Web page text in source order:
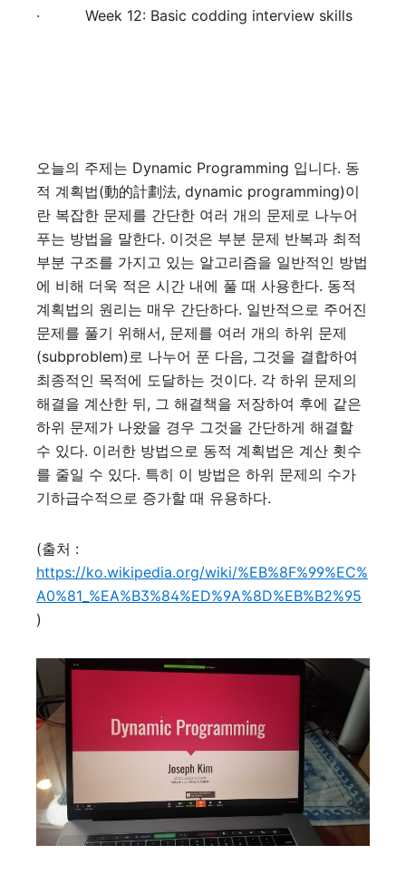
· Week 12: Basic codding interview skills
오늘의 주제는 Dynamic Programming 입니다. 동
적 계획법(動的計劃法, dynamic programming)이
란 복잡한 문제를 간단한 여러 개의 문제로 나누어
푸는 방법을 말한다. 이것은 부분 문제 반복과 최적
부분 구조를 가지고 있는 알고리즘을 일반적인 방법
에 비해 더욱 적은 시간 내에 풀 때 사용한다. 동적
계획법의 원리는 매우 간단하다. 일반적으로 주어진
문제를 풀기 위해서, 문제를 여러 개의 하위 문제
(subproblem)로 나누어 푼 다음, 그것을 결합하여
최종적인 목적에 도달하는 것이다. 각 하위 문제의
해결을 계산한 뒤, 그 해결책을 저장하여 후에 같은
하위 문제가 나왔을 경우 그것을 간단하게 해결할
수 있다. 이러한 방법으로 동적 계획법은 계산 횟수
를 줄일 수 있다. 특히 이 방법은 하위 문제의 수가
기하급수적으로 증가할 때 유용하다.
(출처 :
https://ko.wikipedia.org/wiki/%EB%8F%99%EC%
A0%81_%EA%B3%84%ED%9A%8D%EB%B2%95
)